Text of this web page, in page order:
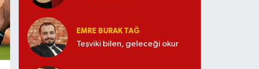
EMRE BURAK TAĞ
Teşviki bilen, geleceği okur